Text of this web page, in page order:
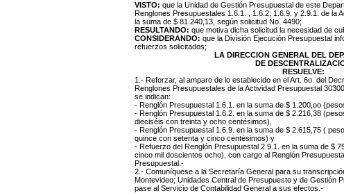
VISTO: que la Unidad de Gestión Presupuestal de este
Renglones Presupuestales 1.6.1. , 1.6.2, 1.6.9. y 2.9.1. de la
la suma de $ 81.240,13, según solicitud No. 4490;
RESULTANDO: que motiva dicha solicitud la necesidad de
CONSIDERANDO: que la División Ejecución Presupuestal
refuerzos solicitados;
LA DIRECCION GENERAL DEL
DE
RESUELVE:
1.- Reforzar, al amparo de lo establecido en el Art. 6o. del
Renglones Presupuestales de la Actividad Presupuestal
se indican:
- Renglón Presupuestal 1.6.1. en la suma de $ 1.200,oo
- Renglón Presupuestal 1.6.2. en la suma de $ 2.216,38
dieciséis con treinta y ocho centésimos),
- Renglón Presupuestal 1.6.9. en la suma de $ 2.615,75 (
quince con setenta y cinco centésimos) y
- Refuerzo del Renglón Presupuestal 2.9.1. en la suma de $
cinco mil doscientos ocho), con cargo al Renglón
Presupuestal.-
2.- Comuníquese a la Secretaría General para su
Montevideo; Unidades Central de Presupuesto y de Gestión
pase al Servicio de Contabilidad General a sus efectos.-